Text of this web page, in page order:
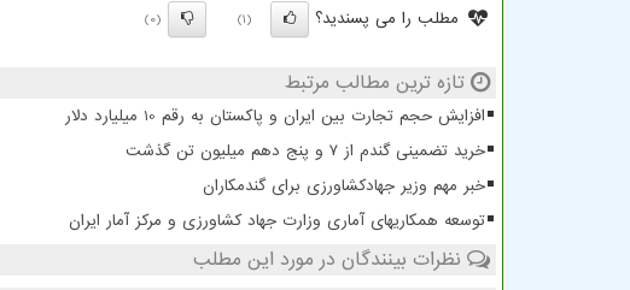
مطلب را می پسندید؟
(1)
(0)
تازه ترین مطالب مرتبط
افزایش حجم تجارت بین ایران و پاکستان به رقم 10 میلیارد دلار
خرید تضمینی گندم از ۷ و پنج دهم میلیون تن گذشت
خبر مهم وزیر جهادکشاورزی برای گندمکاران
توسعه همکاریهای آماری وزارت جهاد کشاورزی و مرکز آمار ایران
نظرات بینندگان در مورد این مطلب